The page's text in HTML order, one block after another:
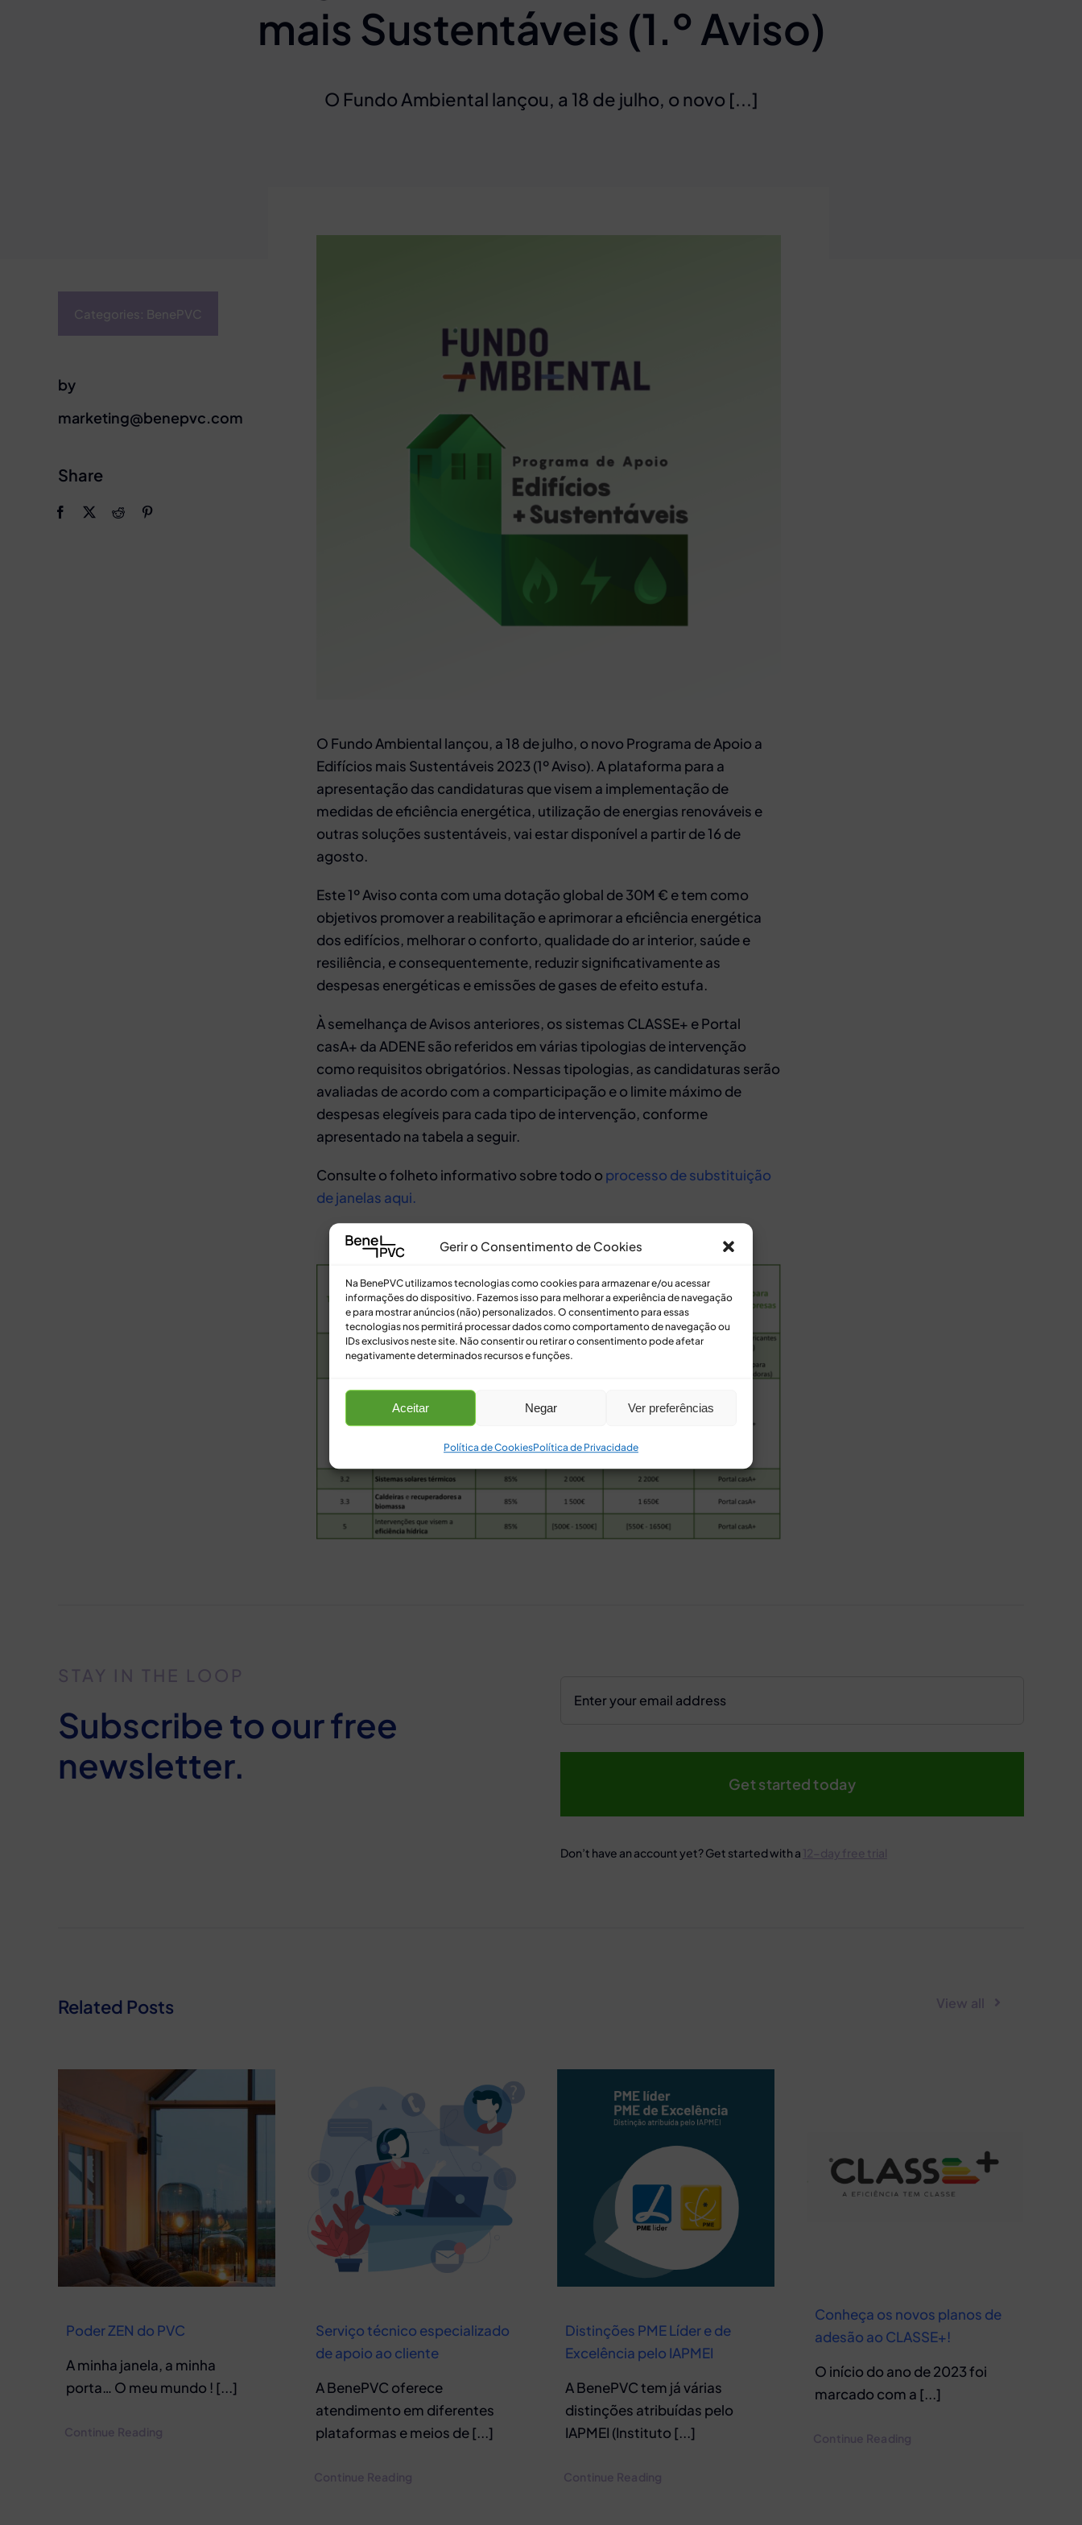
Gerir o Consentimento de Cookies
Na BenePVC utilizamos tecnologias como cookies para armazenar e/ou acessar
informações do dispositivo. Fazemos isso para melhorar a experiência de navegação
e para mostrar anúncios (não) personalizados. O consentimento para essas
tecnologias nos permitirá processar dados como comportamento de navegação ou
IDs exclusivos neste site. Não consentir ou retirar o consentimento pode afetar
negativamente determinados recursos e funções.
Aceitar Negar Ver preferências
Política de CookiesPolítica de Privacidade
mais Sustentáveis (1.º Aviso)
O Fundo Ambiental lançou, a 18 de julho, o novo [...]
Categories: BenePVC
by
marketing@benepvc.com
Share
O Fundo Ambiental lançou, a 18 de julho, o novo Programa de Apoio a
Edifícios mais Sustentáveis 2023 (1º Aviso). A plataforma para a
apresentação das candidaturas que visem a implementação de
medidas de eficiência energética, utilização de energias renováveis e
outras soluções sustentáveis, vai estar disponível a partir de 16 de
agosto.
Este 1º Aviso conta com uma dotação global de 30M € e tem como
objetivos promover a reabilitação e aprimorar a eficiência energética
dos edifícios, melhorar o conforto, qualidade do ar interior, saúde e
resiliência, e consequentemente, reduzir significativamente as
despesas energéticas e emissões de gases de efeito estufa.
À semelhança de Avisos anteriores, os sistemas CLASSE+ e Portal
casA+ da ADENE são referidos em várias tipologias de intervenção
como requisitos obrigatórios. Nessas tipologias, as candidaturas serão
avaliadas de acordo com a comparticipação e o limite máximo de
despesas elegíveis para cada tipo de intervenção, conforme
apresentado na tabela a seguir.
Consulte o folheto informativo sobre todo o processo de substituição
de janelas aqui.
STAY IN THE LOOP
Subscribe to our free
newsletter.
Get started today
Don’t have an account yet? Get started with a 12-day free trial
Related Posts View all
Poder ZEN do PVC
A minha janela, a minha
porta… O meu mundo ! [...]
Continue Reading
Serviço técnico especializado
de apoio ao cliente
A BenePVC oferece
atendimento em diferentes
plataformas e meios de [...]
Continue Reading
Distinções PME Líder e de
Excelência pelo IAPMEI
A BenePVC tem já várias
distinções atribuídas pelo
IAPMEI (Instituto [...]
Continue Reading
Conheça os novos planos de
adesão ao CLASSE+!
O início do ano de 2023 foi
marcado com a [...]
Continue Reading